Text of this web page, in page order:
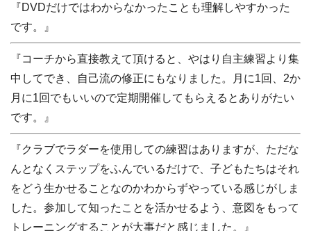
『DVDだけではわからなかったことも理解しやすかった
です。』
『コーチから直接教えて頂けると、やはり自主練習より集
中してでき、自己流の修正にもなりました。月に1回、2か
月に1回でもいいので定期開催してもらえるとありがたい
です。』
『クラブでラダーを使用しての練習はありますが、ただな
んとなくステップをふんでいるだけで、子どもたちはそれ
をどう生かせることなのかわからずやっている感じがしま
した。参加して知ったことを活かせるよう、意図をもって
トレーニングすることが大事だと感じました。』